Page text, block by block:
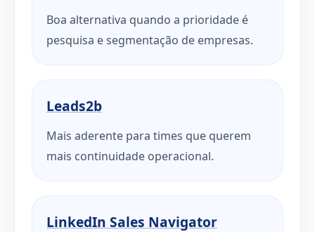
Boa alternativa quando a prioridade é
pesquisa e segmentação de empresas.
Leads2b
Mais aderente para times que querem
mais continuidade operacional.
LinkedIn Sales Navigator